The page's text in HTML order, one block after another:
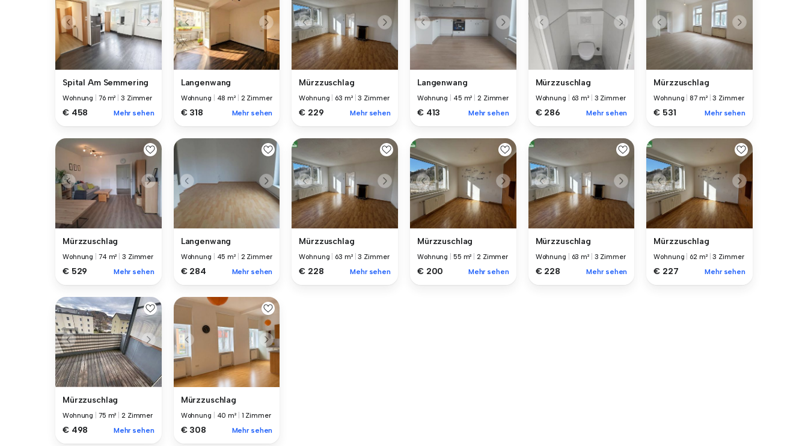
Spital Am Semmering
Wohnung 76 m² |3 Zimmer
€ 458 Mehr sehen
Langenwang
Wohnung 48 m² 2 Zimmer
€ 318 Mehr sehen
Mürzzuschlag
Wohnung 63 m² |3 Zimmer
€ 229 Mehr sehen
Langenwang
Wohnung 45 m² 2 Zimmer
€ 413 Mehr sehen
Mürzzuschlag
Wohnung 63 m² 3 Zimmer
€ 286 Mehr sehen
Mürzzuschlag
Wohnung |87 m² |3 Zimmer
€ 531 Mehr sehen
Mürzzuschlag
Wohnung 74 m² |3 Zimmer
€ 529 Mehr sehen
Langenwang
Wohnung 45 m² 2 Zimmer
€ 284 Mehr sehen
Mürzzuschlag
Wohnung 63 m² |3 Zimmer
€ 228 Mehr sehen
Mürzzuschlag
Wohnung 55 m² 2 Zimmer
€ 200 Mehr sehen
Mürzzuschlag
Wohnung 63 m² 3 Zimmer
€ 228 Mehr sehen
Mürzzuschlag
Wohnung 62 m² |3 Zimmer
€ 227 Mehr sehen
Mürzzuschlag
Wohnung 75 m² |2 Zimmer
€ 498 Mehr sehen
Mürzzuschlag
Wohnung 40 m² 1 Zimmer
€ 308 Mehr sehen